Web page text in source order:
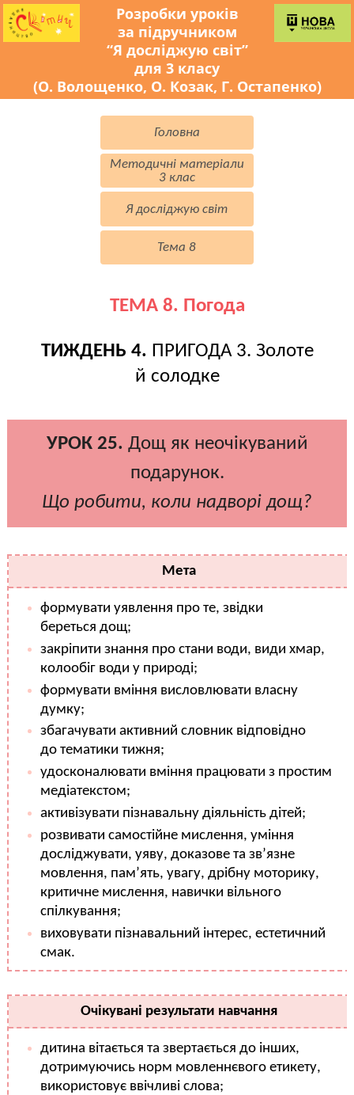
Розробки уроків
за підручником
“Я досліджую світ”
для 3 класу
(О. Волощенко, О. Козак, Г. Остапенко)
Головна
Методичні матеріали
3 клас
Я досліджую світ
Тема 8
ТЕМА 8. Погода
ТИЖДЕНЬ 4. ПРИГОДА 3. Золоте
й солодке
УРОК 25. Дощ як неочікуваний
подарунок.
Що робити, коли надворі дощ?
Мета
формувати уявлення про те, звідки
береться дощ;
закріпити знання про стани води, види хмар,
колообіг води у природі;
формувати вміння висловлювати власну
думку;
збагачувати активний словник відповідно
до тематики тижня;
удосконалювати вміння працювати з простим
медіатекстом;
активізувати пізнавальну діяльність дітей;
розвивати самостійне мислення, уміння
досліджувати, уяву, доказове та зв’язне
мовлення, пам’ять, увагу, дрібну моторику,
критичне мислення, навички вільного
спілкування;
виховувати пізнавальний інтерес, естетичний
смак.
Очікувані результати навчання
дитина вітається та звертається до інших,
дотримуючись норм мовленнєвого етикету,
використовує ввічливі слова;